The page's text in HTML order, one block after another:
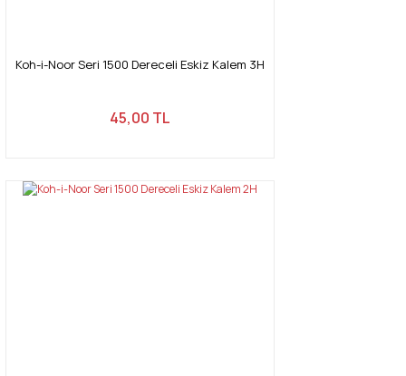
Koh-i-Noor Seri 1500 Dereceli Eskiz Kalem 3H
45,00 TL